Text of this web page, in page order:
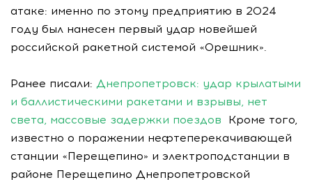
атаке: именно по этому предприятию в 2024
году был нанесен первый удар новейшей
российской ракетной системой «Орешник».
Ранее писали: Днепропетровск: удар крылатыми
и баллистическими ракетами и взрывы, нет
света, массовые задержки поездов Кроме того,
известно о поражении нефтеперекачивающей
станции «Перещепино» и электроподстанции в
районе Перещепино Днепропетровской